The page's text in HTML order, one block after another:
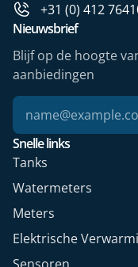
+31 (0) 412
Snelle links
Tanks
Watermeters
Meters
Elektrische
Nieuwsbrief
Blijf op de hoogte
aanbiedingen